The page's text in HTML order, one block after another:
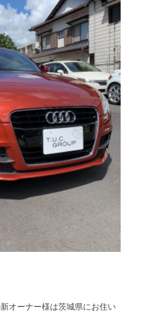
オーナー様は茨城県にお住い